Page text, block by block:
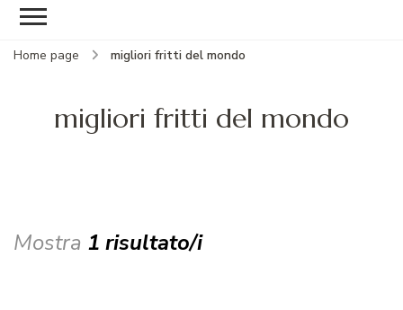
Home page migliori fritti del mondo
migliori fritti del mondo
Mostra 1 risultato/i